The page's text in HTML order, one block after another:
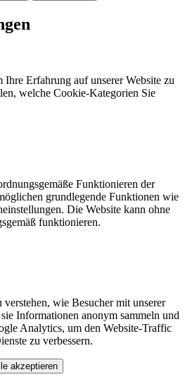
Erfahrung auf unserer Website zu
welche Cookie-Kategorien Sie
Funktionieren der
grundlegende Funktionen wie
Die Website kann ohne
funktionieren.
wie Besucher mit unserer
Informationen anonym sammeln und
Analytics, um den Website-Traffic
zu verbessern.
akzeptieren